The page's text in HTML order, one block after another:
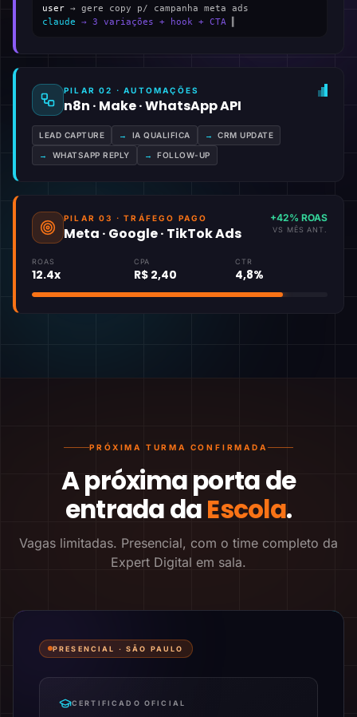
user → gere copy p/ campanha meta ads
claude → 3 variações + hook + CTA
PILAR 02 · AUTOMAÇÕES
n8n · Make · WhatsApp API
LEAD CAPTURE → IA QUALIFICA → CRM UPDATE
→ WHATSAPP REPLY → FOLLOW-UP
PILAR 03 · TRÁFEGO PAGO
Meta · Google · TikTok Ads
+42% ROAS
VS MÊS ANT.
ROAS
12.4x
CPA
R$ 2,40
CTR
4,8%
PRÓXIMA TURMA CONFIRMADA
A próxima porta de
entrada daEscola.
Vagas limitadas. Presencial, com o time completo da
Expert Digital em sala.
PRESENCIAL ·SÃO PAULO
CERTIFICADO OFICIAL